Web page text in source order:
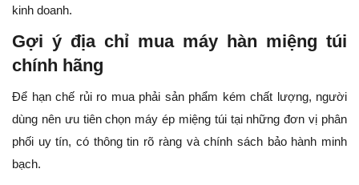
kinh doanh.
Gợi ý địa chỉ mua máy hàn miệng túi
chính hãng
Để hạn chế rủi ro mua phải sản phẩm kém chất lượng, người
dùng nên ưu tiên chọn máy ép miệng túi tại những đơn vị phân
phối uy tín, có thông tin rõ ràng và chính sách bảo hành minh
bạch.